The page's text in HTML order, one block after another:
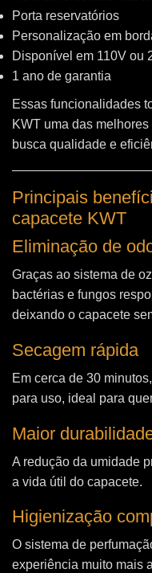
Porta reservatórios
Personalização em
Disponível em 110V ou
1 ano de garantia
Essas funcionalidades
KWT uma das
busca qualidade e
Principais
capacete KWT
Eliminação de
Graças ao sistema de
bactérias e fungos
deixando o capacete
Secagem rápida
Em cerca de 30
para uso, ideal para
Maior
A redução da umidade
a vida útil do capacete.
Higienização
O sistema de
experiência muito mais